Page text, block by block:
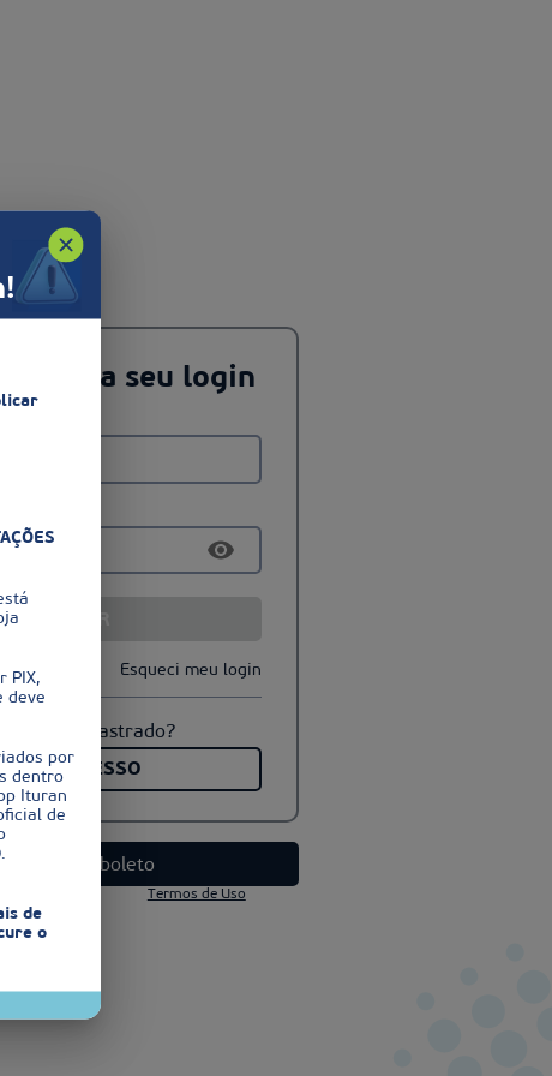
faça seu login
Esqueci meu login
não é cadastrado?
1º ACESSO
2ª via de boleto
Termos de Uso
PIX,
deve
por
dentro
Ituran
de
de
o